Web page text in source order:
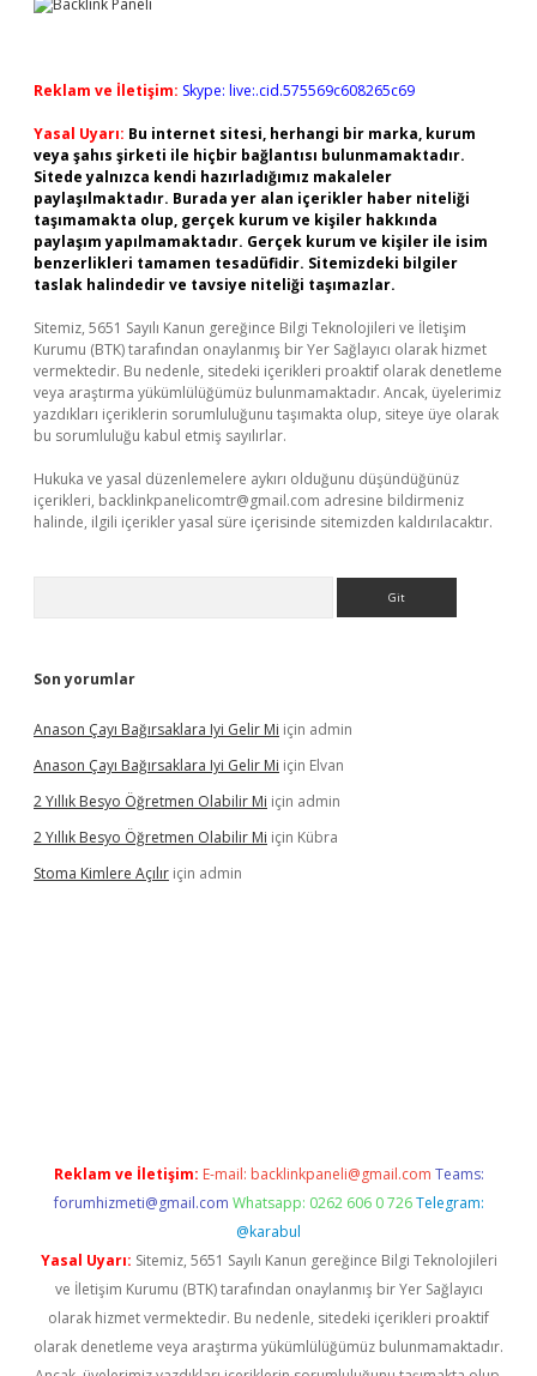
Reklam ve İletişim: Skype: live:.cid.575569c608265c69
Yasal Uyarı: Bu internet sitesi, herhangi bir marka, kurum
veya şahıs şirketi ile hiçbir bağlantısı bulunmamaktadır.
Sitede yalnızca kendi hazırladığımız makaleler
paylaşılmaktadır. Burada yer alan içerikler haber niteliği
taşımamakta olup, gerçek kurum ve kişiler hakkında
paylaşım yapılmamaktadır. Gerçek kurum ve kişiler ile isim
benzerlikleri tamamen tesadüfidir. Sitemizdeki bilgiler
taslak halindedir ve tavsiye niteliği taşımazlar.
Sitemiz, 5651 Sayılı Kanun gereğince Bilgi Teknolojileri ve İletişim
Kurumu (BTK) tarafından onaylanmış bir Yer Sağlayıcı olarak hizmet
vermektedir. Bu nedenle, sitedeki içerikleri proaktif olarak denetleme
veya araştırma yükümlülüğümüz bulunmamaktadır. Ancak, üyelerimiz
yazdıkları içeriklerin sorumluluğunu taşımakta olup, siteye üye olarak
bu sorumluluğu kabul etmiş sayılırlar.
Hukuka ve yasal düzenlemelere aykırı olduğunu düşündüğünüz
içerikleri, backlinkpanelicomtr@gmail.com adresine bildirmeniz
halinde, ilgili içerikler yasal süre içerisinde sitemizden kaldırılacaktır.
Son yorumlar
Anason Çayı Bağırsaklara Iyi Gelir Mi için admin
Anason Çayı Bağırsaklara Iyi Gelir Mi için Elvan
2 Yıllık Besyo Öğretmen Olabilir Mi için admin
2 Yıllık Besyo Öğretmen Olabilir Mi için Kübra
Stoma Kimlere Açılır için admin
Reklam ve İletişim: E-mail: backlinkpaneli@gmail.com Teams:
forumhizmeti@gmail.com Whatsapp: 0262 606 0 726 Telegram:
@karabul
Yasal Uyarı: Sitemiz, 5651 Sayılı Kanun gereğince Bilgi Teknolojileri
ve İletişim Kurumu (BTK) tarafından onaylanmış bir Yer Sağlayıcı
olarak hizmet vermektedir. Bu nedenle, sitedeki içerikleri proaktif
olarak denetleme veya araştırma yükümlülüğümüz bulunmamaktadır.